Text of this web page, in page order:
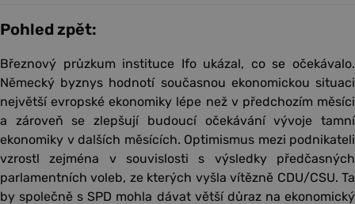
Pohled zpět:
Březnový průzkum instituce Ifo ukázal, co se očekávalo.
Německý byznys hodnotí současnou ekonomickou situaci
největší evropské ekonomiky lépe než v předchozím měsíci
a zároveň se zlepšují budoucí očekávání vývoje tamní
ekonomiky v dalších měsících. Optimismus mezi podnikateli
vzrostl zejména v souvislosti s výsledky předčasných
parlamentních voleb, ze kterých vyšla vítězně CDU/CSU. Ta
by společně s SPD mohla dávat větší důraz na ekonomický